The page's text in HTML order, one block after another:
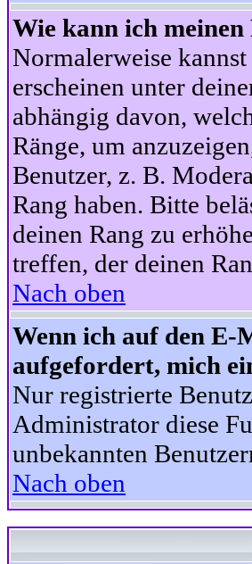
Wie kann ich
Normalerweise
erscheinen unter
abhängig davon,
Ränge, um
Benutzer, z. B.
Rang haben. Bitte
deinen Rang zu
treffen, der deinen
Nach oben
Wenn ich auf den E-
aufgefordert, mich
Nur registrierte
Administrator diese
unbekannten
Nach oben